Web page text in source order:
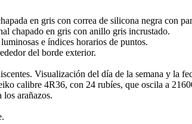
en gris con correa de silicona negra con
chapado en gris con anillo gris incrustado.
e índices horarios de puntos.
del borde exterior.
Visualización del día de la semana y la
calibre 4R36, con 24 rubíes, que oscila a
arañazos.